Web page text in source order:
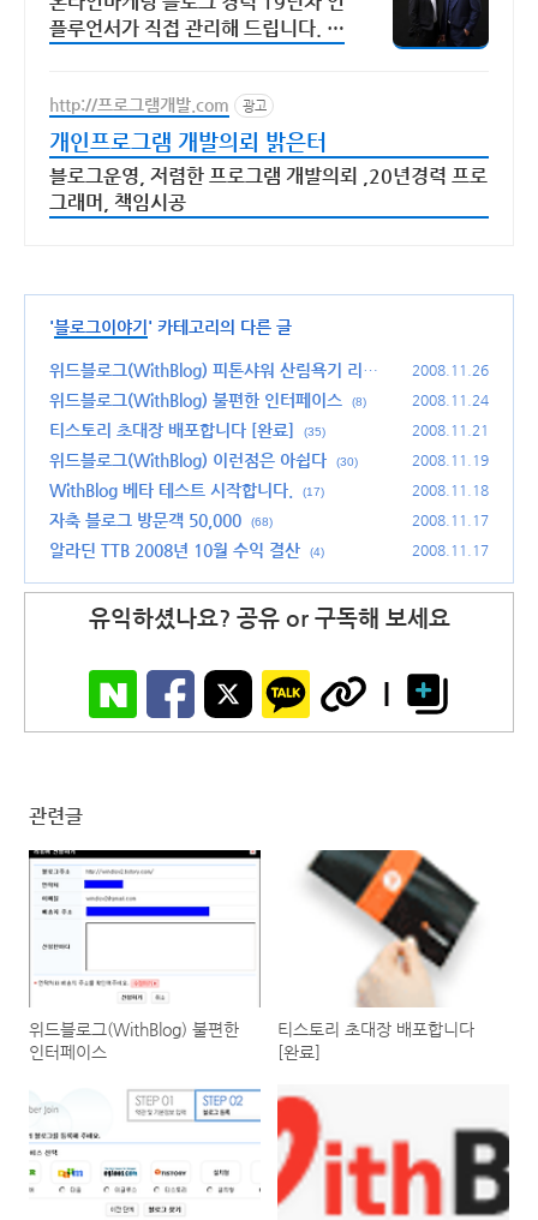
플루언서가 직접 관리해 드립니다. 오
http://프로그램개발.com 광고
개인프로그램 개발의뢰 밝은터
블로그운영, 저렴한 프로그램 개발의뢰 ,20년경력 프로
그래머, 책임시공
'블로그이야기 ' 카테고리의 다른 글
위드블로그(WithBlog) 피톤샤워 산림욕기 리뷰
어에 선정되었습니다.
(19)
2008.11.26
위드블로그(WithBlog) 불편한 인터페이스 (8) 2008.11.24
티스토리 초대장 배포합니다 [완료] (35) 2008.11.21
위드블로그(WithBlog) 이런점은 아쉽다 (30) 2008.11.19
WithBlog 베타 테스트 시작합니다. (17) 2008.11.18
자축 블로그 방문객 50,000 (68) 2008.11.17
알라딘 TTB 2008년 10월 수익 결산 (4) 2008.11.17
유익하셨나요? 공유 or 구독해 보세요
관련글
위드블로그(WithBlog) 불편한
인터페이스
티스토리 초대장 배포합니다
[완료]